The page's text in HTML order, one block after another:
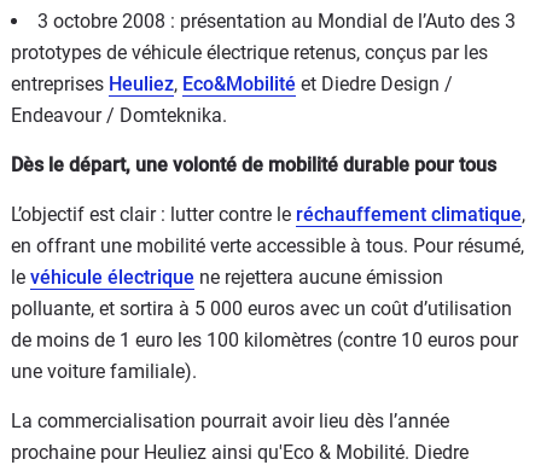
3 octobre 2008 : présentation au Mondial de l’Auto des 3
prototypes de véhicule électrique retenus, conçus par les
entreprises Heuliez, Eco&Mobilité et Diedre Design /
Endeavour / Domteknika.
Dès le départ, une volonté de mobilité durable pour tous
L’objectif est clair : lutter contre le réchauffement climatique,
en offrant une mobilité verte accessible à tous. Pour résumé,
le véhicule électrique ne rejettera aucune émission
polluante, et sortira à 5 000 euros avec un coût d’utilisation
de moins de 1 euro les 100 kilomètres (contre 10 euros pour
une voiture familiale).
La commercialisation pourrait avoir lieu dès l’année
prochaine pour Heuliez ainsi qu'Eco & Mobilité. Diedre